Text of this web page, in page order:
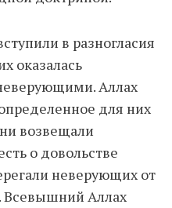
в разногласия
оказалась
Аллах
для них
возвещали
о довольстве
неверующих от
Всевышний Аллах